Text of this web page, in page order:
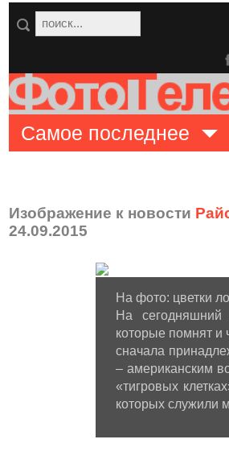
Самое последнее
Изображение к новости
24.09.2015
На фото: цветки
На сегодняшний
которые помнят и
сначала
– американским
«тигровых
которых служили